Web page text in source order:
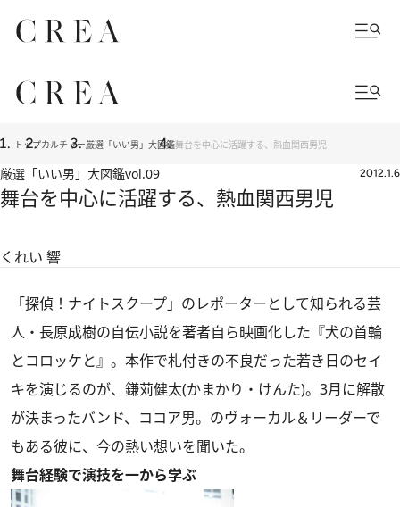
トップカルチャー厳選「いい男」大図鑑舞台を中心に活躍する、熱血関西男児
厳選「いい男」大図鑑vol.09 2012.1.6
舞台を中心に活躍する、熱血関西男児
くれい 響
「探偵！ナイトスクープ」のレポーターとして知られる芸
人・長原成樹の自伝小説を著者自ら映画化した『犬の首輪
とコロッケと』。本作で札付きの不良だった若き日のセイ
キを演じるのが、鎌苅健太(かまかり・けんた)。3月に解散
が決まったバンド、ココア男。のヴォーカル＆リーダーで
もある彼に、今の熱い想いを聞いた。
舞台経験で演技を一から学ぶ